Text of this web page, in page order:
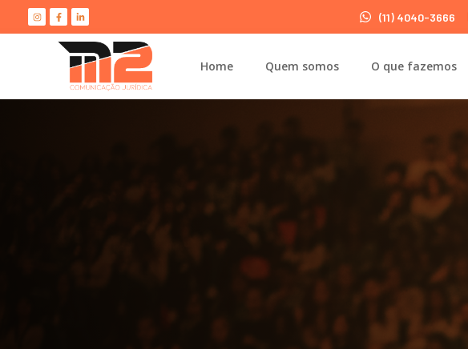
(11) 4040-3666
Home Quem somos O que fazemos